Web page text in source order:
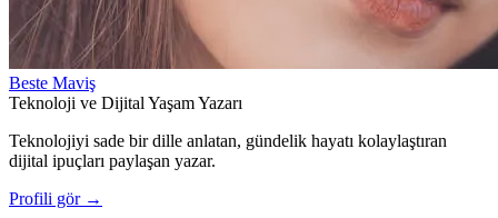
Beste Maviş
Teknoloji ve Dijital Yaşam Yazarı
Teknolojiyi sade bir dille anlatan, gündelik hayatı kolaylaştıran
dijital ipuçları paylaşan yazar.
Profili gör →